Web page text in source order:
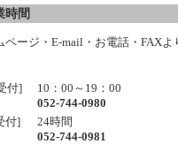
時間
ページ・E-mail・お電話・FAXよ
付]
10：00～19：00
052-744-0980
付]
24時間
052-744-0981